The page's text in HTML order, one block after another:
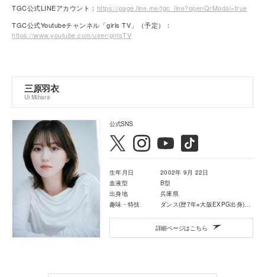
TGC公式LINEアカウント： https://page.line.me/tgc_line?openQrModal=true
TGC公式Youtubeチャンネル「girls TV」（予定）：
https://www.youtube.com/user/girlsTV
三原羽衣
Ui Mihara
公式SNS
生年月日
2002年 9月 22日
血液型
B型
出身地
兵庫県
趣味・特技
ダンス(歴7年※大阪EXPG出身)・カラオケ
詳細ページはこちら